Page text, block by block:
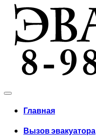
Главная
Вызов эвакуатора